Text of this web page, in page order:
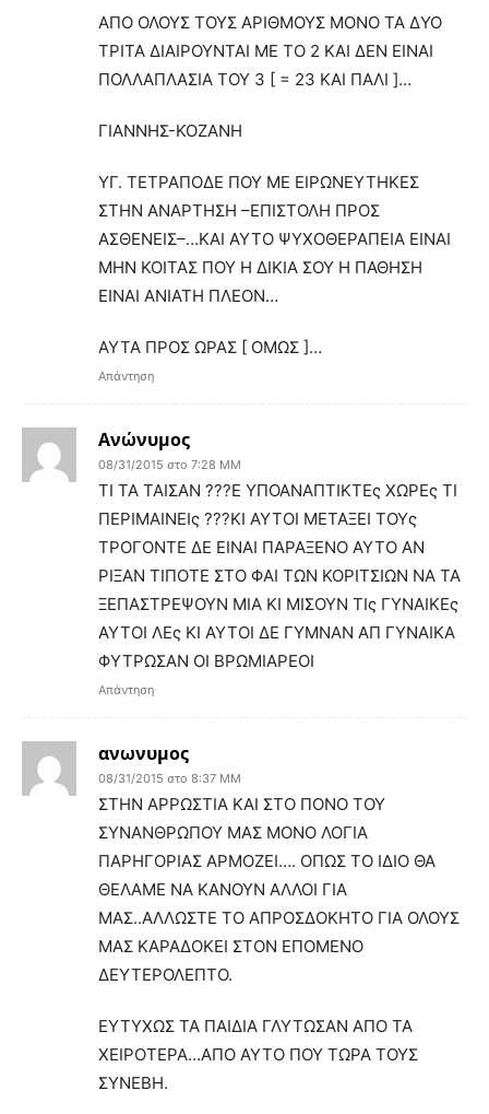
ΑΠΟ ΟΛΟΥΣ ΤΟΥΣ ΑΡΙΘΜΟΥΣ ΜΟΝΟ ΤΑ ΔΥΟ
ΤΡΙΤΑ ΔΙΑΙΡΟΥΝΤΑΙ ΜΕ ΤΟ 2 ΚΑΙ ΔΕΝ ΕΙΝΑΙ
ΠΟΛΛΑΠΛΑΣΙΑ ΤΟΥ 3 [ = 23 ΚΑΙ ΠΑΛΙ ]…
ΓΙΑΝΝΗΣ-ΚΟΖΑΝΗ
ΥΓ. ΤΕΤΡΑΠΟΔΕ ΠΟΥ ΜΕ ΕΙΡΩΝΕΥΤΗΚΕΣ
ΣΤΗΝ ΑΝΑΡΤΗΣΗ –ΕΠΙΣΤΟΛΗ ΠΡΟΣ
ΑΣΘΕΝΕΙΣ–…ΚΑΙ ΑΥΤΟ ΨΥΧΟΘΕΡΑΠΕΙΑ ΕΙΝΑΙ
ΜΗΝ ΚΟΙΤΑΣ ΠΟΥ Η ΔΙΚΙΑ ΣΟΥ Η ΠΑΘΗΣΗ
ΕΙΝΑΙ ΑΝΙΑΤΗ ΠΛΕΟΝ…
ΑΥΤΑ ΠΡΟΣ ΩΡΑΣ [ ΟΜΩΣ ]…
Απάντηση
Ανώνυμος
08/31/2015 στο 7:28 ΜΜ
ΤΙ ΤΑ ΤΑΙΣΑΝ ???Ε ΥΠΟΑΝΑΠΤΙΚΤΕς ΧΩΡΕς ΤΙ
ΠΕΡΙΜΑΙΝΕΙς ???ΚΙ ΑΥΤΟΙ ΜΕΤΑΞΕΙ ΤΟΥς
ΤΡΟΓΟΝΤΕ ΔΕ ΕΙΝΑΙ ΠΑΡΑΞΕΝΟ ΑΥΤΟ ΑΝ
ΡΙΞΑΝ ΤΙΠΟΤΕ ΣΤΟ ΦΑΙ ΤΩΝ ΚΟΡΙΤΣΙΩΝ ΝΑ ΤΑ
ΞΕΠΑΣΤΡΕΨΟΥΝ ΜΙΑ ΚΙ ΜΙΣΟΥΝ ΤΙς ΓΥΝΑΙΚΕς
ΑΥΤΟΙ ΛΕς ΚΙ ΑΥΤΟΙ ΔΕ ΓΥΜΝΑΝ ΑΠ ΓΥΝΑΙΚΑ
ΦΥΤΡΩΣΑΝ ΟΙ ΒΡΩΜΙΑΡΕΟΙ
Απάντηση
ανωνυμος
08/31/2015 στο 8:37 ΜΜ
ΣΤΗΝ ΑΡΡΩΣΤΙΑ ΚΑΙ ΣΤΟ ΠΟΝΟ ΤΟΥ
ΣΥΝΑΝΘΡΩΠΟΥ ΜΑΣ ΜΟΝΟ ΛΟΓΙΑ
ΠΑΡΗΓΟΡΙΑΣ ΑΡΜΟΖΕΙ…. ΟΠΩΣ ΤΟ ΙΔΙΟ ΘΑ
ΘΕΛΑΜΕ ΝΑ ΚΑΝΟΥΝ ΑΛΛΟΙ ΓΙΑ
ΜΑΣ..ΑΛΛΩΣΤΕ ΤΟ ΑΠΡΟΣΔΟΚΗΤΟ ΓΙΑ ΟΛΟΥΣ
ΜΑΣ ΚΑΡΑΔΟΚΕΙ ΣΤΟΝ ΕΠΟΜΕΝΟ
ΔΕΥΤΕΡΟΛΕΠΤΟ.
ΕΥΤΥΧΩΣ ΤΑ ΠΑΙΔΙΑ ΓΛΥΤΩΣΑΝ ΑΠΟ ΤΑ
ΧΕΙΡΟΤΕΡΑ…ΑΠΟ ΑΥΤΟ ΠΟΥ ΤΩΡΑ ΤΟΥΣ
ΣΥΝΕΒΗ.